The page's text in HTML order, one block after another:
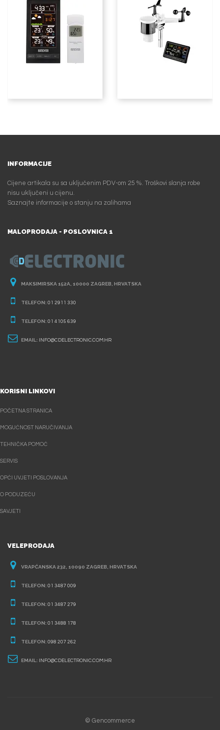
INFORMACIJE
Cijene artikala su sa uključenim PDV-om 25 %. Troškovi slanja robe
nisu uključeni u cijenu.
Saznajte informacije o stanju na zalihama
MALOPRODAJA - POSLOVNICA 1
MAKSIMIRSKA 152A, 10000 ZAGREB, HRVATSKA
TELEFON: 01 2911 330
TELEFON: 01 4105 639
EMAIL: INFO@CDELECTRONIC.COM.HR
KORISNI LINKOVI
POČETNA STRANICA
MOGUĆNOST NARUČIVANJA
TEHNIČKA POMOĆ
SERVIS
OPĆI UVJETI POSLOVANJA
O PODUZEĆU
SAVJETI
VELEPRODAJA
VRAPĆANSKA 232, 10090 ZAGREB, HRVATSKA
TELEFON: 01 3487 009
TELEFON: 01 3487 279
TELEFON: 01 3488 178
TELEFON: 098 207 262
EMAIL: INFO@CDELECTRONIC.COM.HR
© Gencommerce